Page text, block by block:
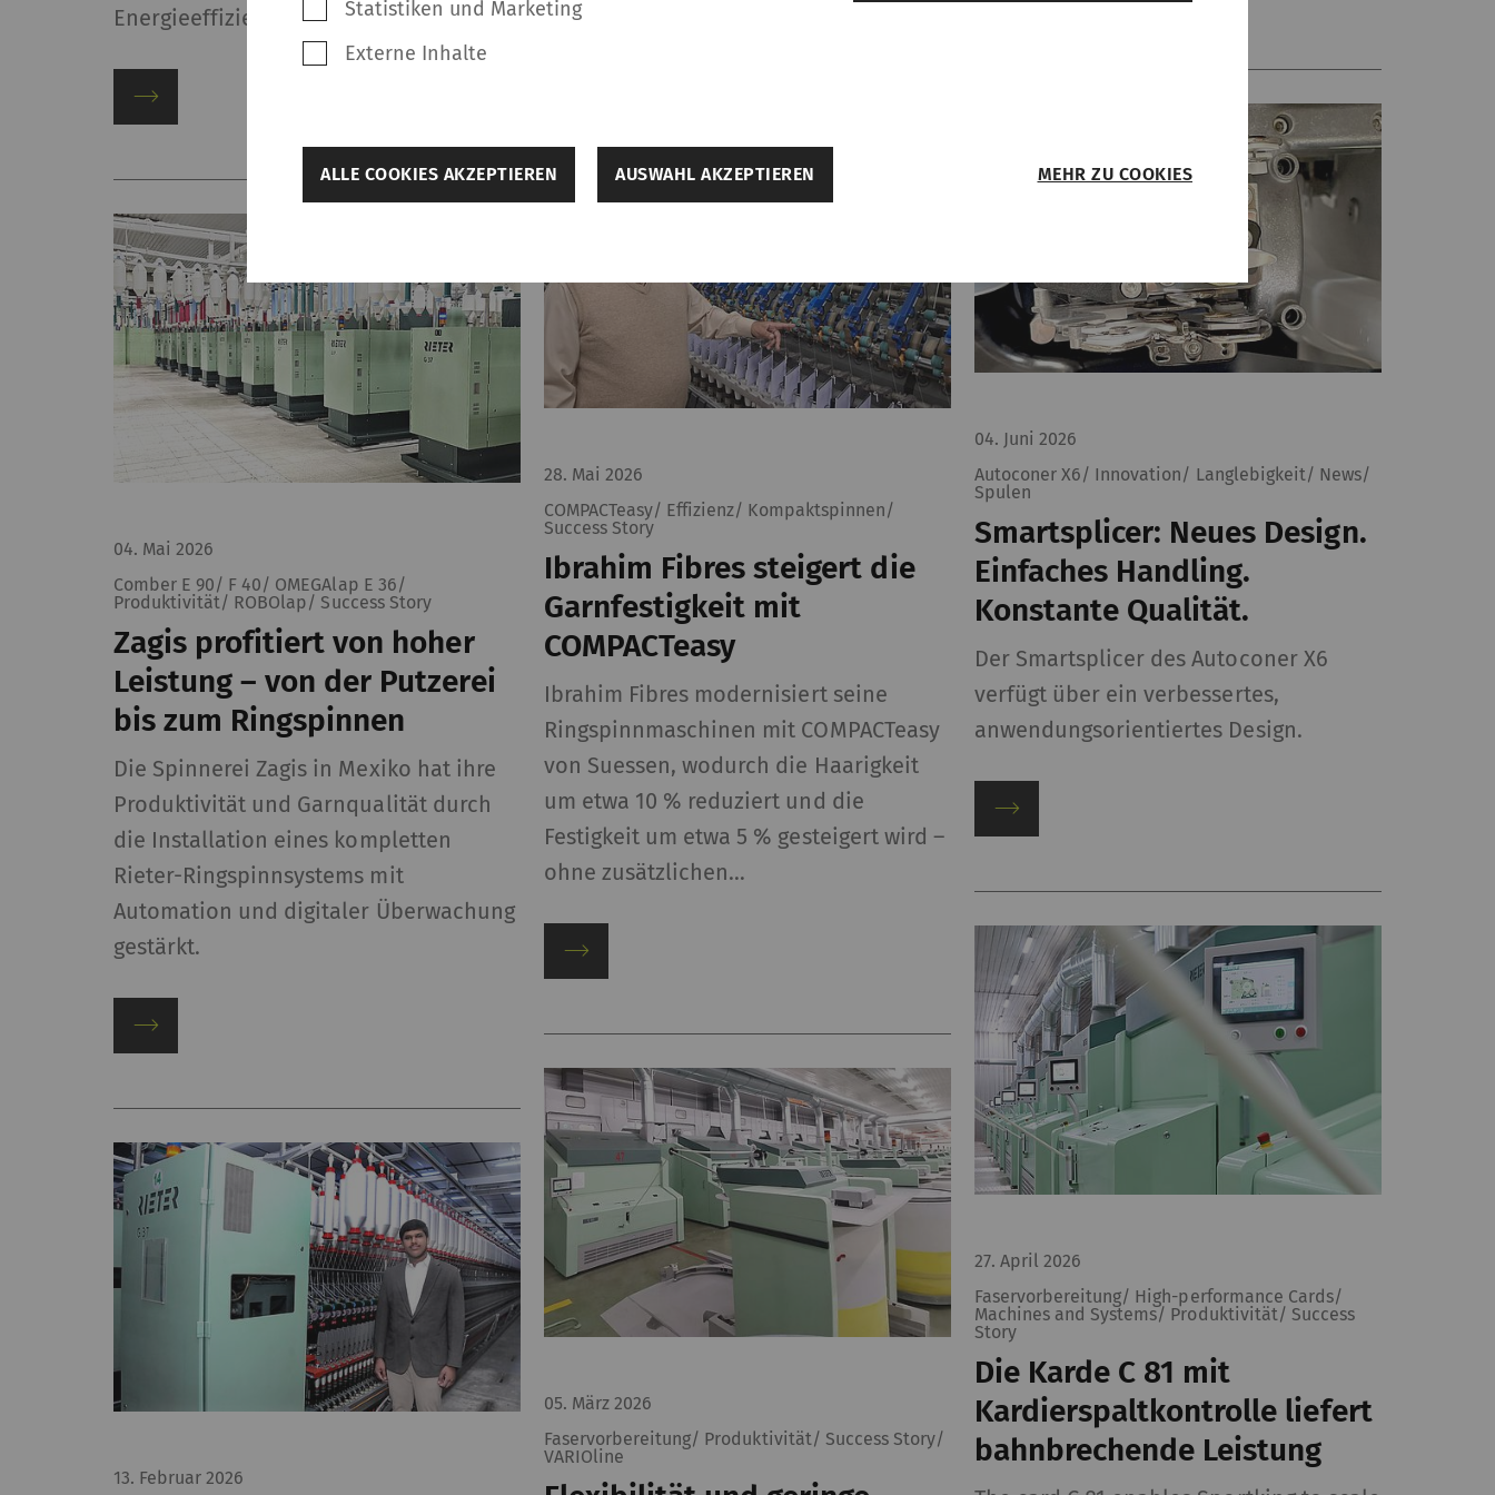
Energieeffizienz signifikant steigern.
04. Juni 2026
Autoconer X6/ Innovation/ Langlebigkeit/ News/
Spulen
Smartsplicer: Neues Design.
Einfaches Handling.
Konstante Qualität.
Der Smartsplicer des Autoconer X6
verfügt über ein verbessertes,
anwendungsorientiertes Design.
28. Mai 2026
COMPACTeasy/ Effizienz/ Kompaktspinnen/
Success Story
Ibrahim Fibres steigert die
Garnfestigkeit mit
COMPACTeasy
Ibrahim Fibres modernisiert seine
Ringspinnmaschinen mit COMPACTeasy
von Suessen, wodurch die Haarigkeit
um etwa 10 % reduziert und die
Festigkeit um etwa 5 % gesteigert wird –
ohne zusätzlichen…
04. Mai 2026
Comber E 90/ F 40/ OMEGAlap E 36/
Produktivität/ ROBOlap/ Success Story
Zagis profitiert von hoher
Leistung – von der Putzerei
bis zum Ringspinnen
Die Spinnerei Zagis in Mexiko hat ihre
Produktivität und Garnqualität durch
die Installation eines kompletten
Rieter-Ringspinnsystems mit
Automation und digitaler Überwachung
gestärkt.
27. April 2026
Faservorbereitung/ High-performance Cards/
Machines and Systems/ Produktivität/ Success
Story
Die Karde C 81 mit
Kardierspaltkontrolle liefert
bahnbrechende Leistung
05. März 2026
Faservorbereitung/ Produktivität/ Success Story/
VARIOline
13. Februar 2026
Statistiken und Marketing
Externe Inhalte
zurück
Benötigt
Notwendige Cookies helfen dabei, eine Webseite nutzbar zu machen, indem sie
Grundfunktionen wie Seitennavigation und Zugriff auf sichere Bereiche der Webseite
ermöglichen. Die Webseite kann ohne diese Cookies nicht richtig funktionieren.
Name Beschreibung Gültigkeit Typ
Nutzers
1 Jahr
Statistiken und Marketing
Statistik-Cookies helfen Webseiten-Besitzern zu verstehen, wie Besucher mit Webseiten
interagieren, indem Informationen anonym gesammelt und gemeldet werden. Marketing-
Cookies werden verwendet, um Besuchern auf Webseiten zu folgen. Die Absicht ist, Anzeigen zu
zeigen, die relevant und ansprechend für den einzelnen Benutzer und daher wertvoller für
Publisher und werbetreibende Drittparteien sind.
Name Beschreibung
_ga
Registriert eine eindeutige ID. Wird verwendet, um
statistische Daten zu generieren, die die Analyse
des Benutzerverhaltens auf der Website
Session HTTP Google
Registriert eine eindeutige ID. Wird verwendet, um
statistische Daten zu generieren, die die Analyse
des Benutzerverhaltens auf der Website
ermöglichen.
1 Tag HTTP Google
_ga_XXX
Registriert eine eindeutige ID. Wird verwendet, um
statistische Daten zu generieren, die die Analyse
des Benutzerverhaltens auf der Website
ermöglichen.
2 Jahre HTTP
Externe Inhalte
Externer Inhalt: Der Zweck bestimmter Funktionen ist es, Inhalte oder Angebote (z.B. Videos,
Karten), die auf anderen Websites (YouTube, Google Maps) veröffentlicht werden, auch auf
Beschreibung
MEHR ZU COOKIES
AUSWAHL AKZEPTIEREN
ALLE COOKIES AKZEPTIEREN